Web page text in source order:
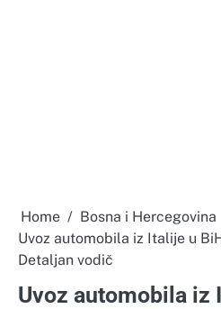
Home
Bosna i Hercegovina
Uvoz automobila iz Italije u
Detaljan vodič
Uvoz automobila iz